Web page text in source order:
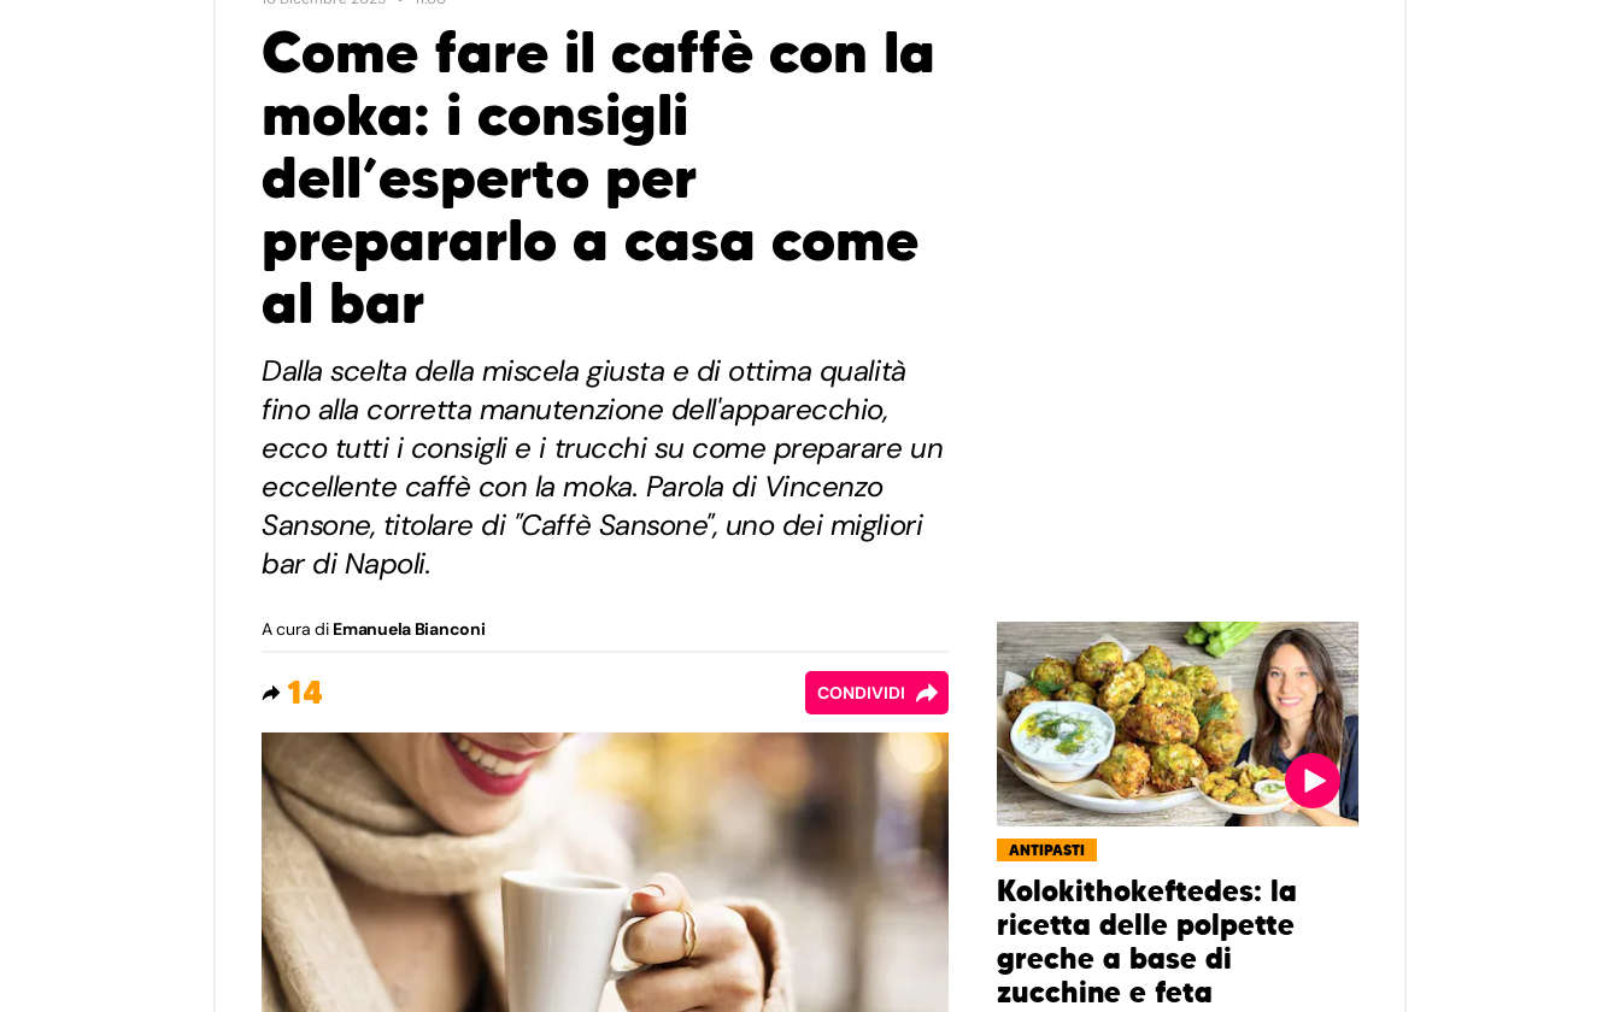
Come fare il caffè con la
moka: i consigli
dell’esperto per
prepararlo a casa come
al bar
Dalla scelta della miscela giusta e di ottima qualità
fino alla corretta manutenzione dell'apparecchio,
ecco tutti i consigli e i trucchi su come preparare un
eccellente caffè con la moka. Parola di Vincenzo
Sansone, titolare di "Caffè Sansone", uno dei migliori
bar di Napoli.
A cura di Emanuela Bianconi
14 CONDIVIDI
ANTIPASTI
Kolokithokeftedes: la
ricetta delle polpette
greche a base di
zucchine e feta